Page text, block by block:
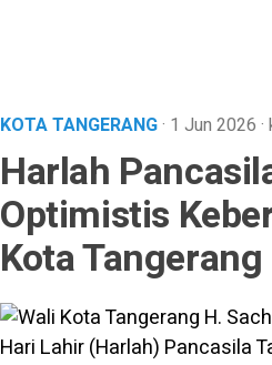
KOTA TANGERANG· 1 Jun 2026 ·
Harlah
Optimistis
Kota Tangerang